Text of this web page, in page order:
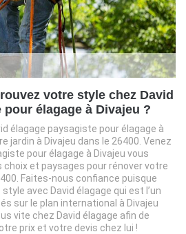
votre style chez David
élagage à Divajeu ?
élagage paysagiste pour élagage à
jardin à Divajeu dans le 26400. Venez
pour élagage à Divajeu vous
et paysages pour rénover votre
Faites-nous confiance puisque
avec David élagage qui est l’un
sur le plan international à Divajeu
vite chez David élagage afin de
prix et votre devis chez lui !